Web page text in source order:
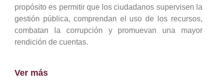
propósito es permitir que los ciudadanos supervisen la
gestión pública, comprendan el uso de los recursos,
combatan la corrupción y promuevan una mayor
rendición de cuentas.
Ver más